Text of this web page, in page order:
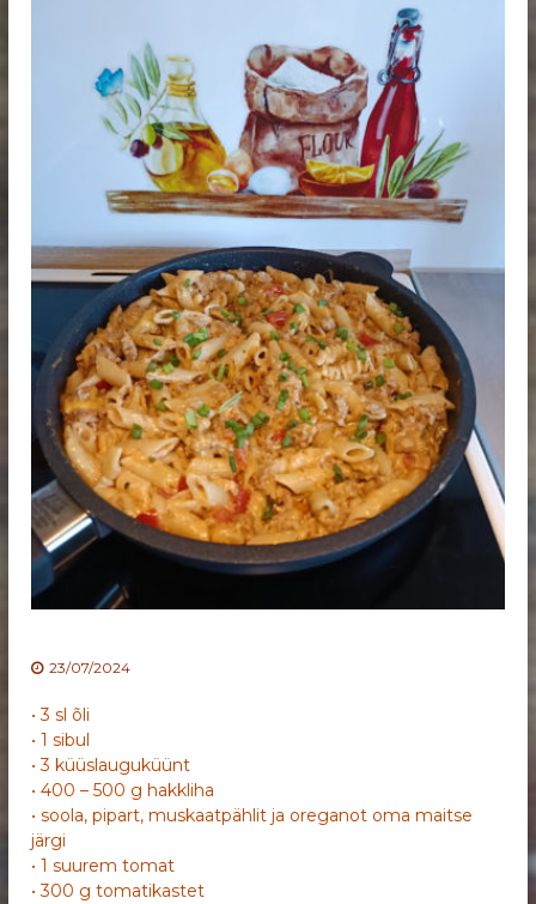
23/07/2024
• 3 sl õli
• 1 sibul
• 3 küüslauguküünt
• 400 – 500 g hakkliha
• soola, pipart, muskaatpählit ja oreganot oma maitse
järgi
• 1 suurem tomat
• 300 g tomatikastet